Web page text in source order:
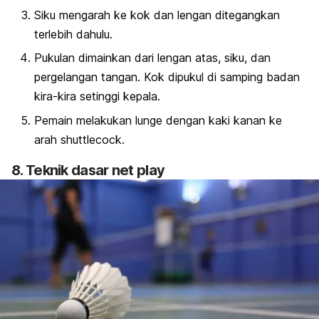
Siku mengarah ke kok dan lengan ditegangkan
terlebih dahulu.
Pukulan dimainkan dari lengan atas, siku, dan
pergelangan tangan. Kok dipukul di samping badan
kira-kira setinggi kepala.
Pemain melakukan lunge dengan kaki kanan ke
arah shuttlecock.
8. Teknik dasar net play